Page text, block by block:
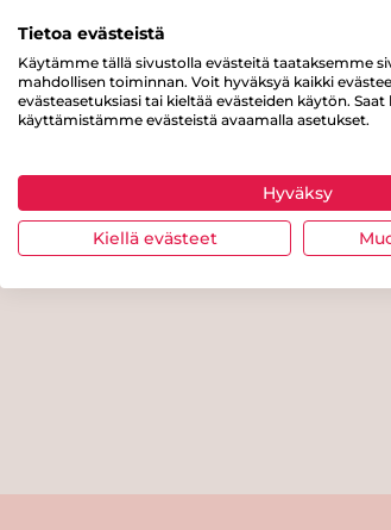
Tietoa evästeistä
Käytämme tällä sivustolla evästeitä taataksemme
mahdollisen toiminnan. Voit hyväksyä kaikki
evästeasetuksiasi tai kieltää evästeiden käytön. Saat
käyttämistämme evästeistä avaamalla asetukset.
Hyväksy
Kiellä evästeet